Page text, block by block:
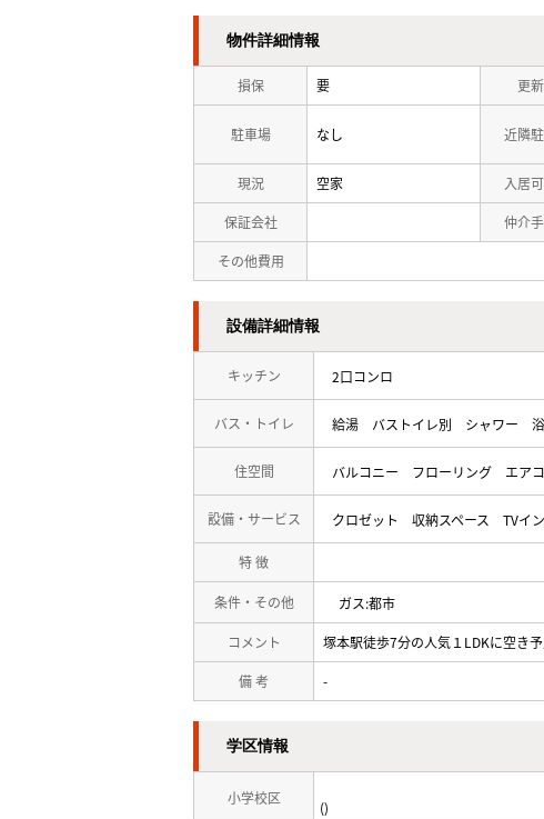
物件詳細情報
損保 要 更
駐車場 なし 近隣
現況 空家 入居
保証会社 仲介
その他費用
設備詳細情報
キッチン 2口コンロ
バス・トイレ 給湯 バストイレ別 シャワー
住空間 バルコニー フローリング エア
設備・サービス クロゼット 収納スペース TVイ
特 徴
条件・その他 ガス:都市
コメント 塚本駅徒歩7分の人気１LDKに空き
備 考 -
学区情報
小学校区
()